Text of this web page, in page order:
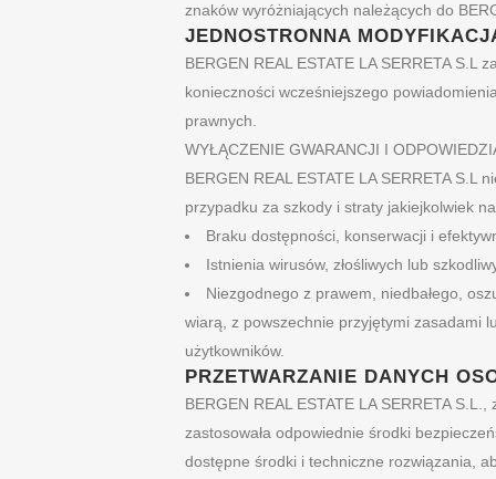
znaków wyróżniających należących do
JEDNOSTRONNA
BERGEN REAL ESTATE LA SERRETA
konieczności wcześniejszego
prawnych.
WYŁĄCZENIE GWARANCJI I
BERGEN REAL ESTATE LA SERRETA
przypadku za szkody i straty jakiejkolwiek
Braku dostępności, konserwacji i
Istnienia wirusów, złośliwych lub
Niezgodnego z prawem, niedbałego,
wiarą, z powszechnie przyjętymi zasadami
użytkowników.
PRZETWARZANIE DANYCH
BERGEN REAL ESTATE LA SERRETA
zastosowała odpowiednie środki
dostępne środki i techniczne rozwiązania,